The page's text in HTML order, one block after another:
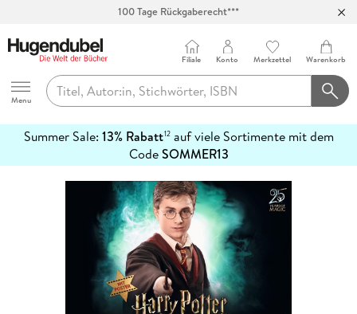
100 Tage Rückgaberecht***
Hugendubel
Menu
Filiale Konto Merkzettel Warenkorb
Summer Sale: 13% Rabatt12auf viele Sortimente mit dem
CodeSOMMER13
erfahren